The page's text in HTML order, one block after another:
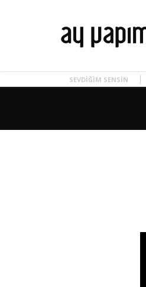
SEVDIĞIM SENSIN